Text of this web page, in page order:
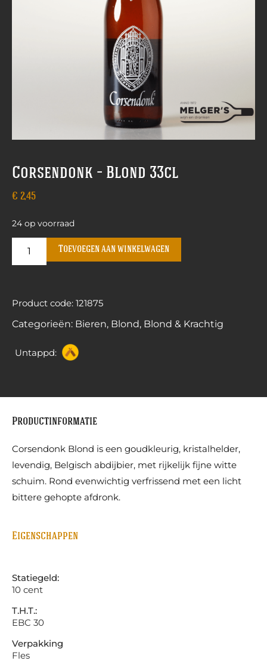
Corsendonk – Blond 33cl
€ 2,45
24 op voorraad
Toevoegen aan winkelwagen
Product code: 121875
Categorieën: Bieren, Blond, Blond & Krachtig
Untappd:
Productinformatie
Corsendonk Blond is een goudkleurig, kristalhelder,
levendig, Belgisch abdijbier, met rijkelijk fijne witte
schuim. Rond evenwichtig verfrissend met een licht
bittere gehopte afdronk.
Eigenschappen
Statiegeld:
10 cent
T.H.T.:
EBC 30
Verpakking
Fles